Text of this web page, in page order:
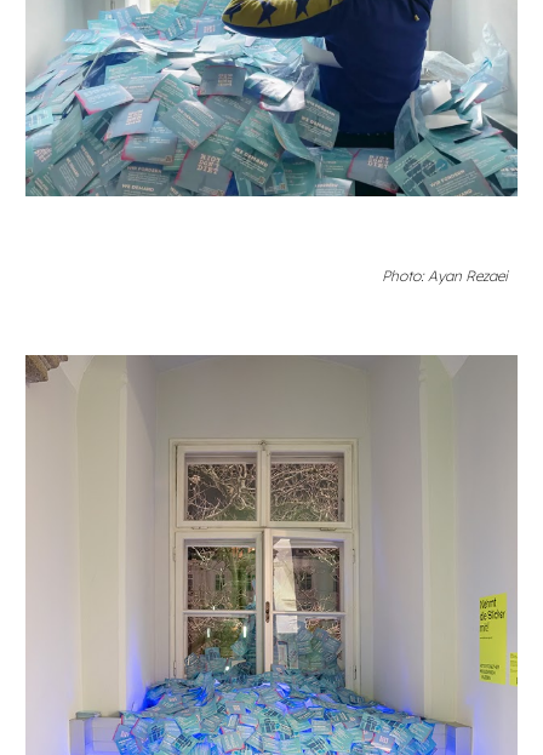
Photo:Ayan Rezaei